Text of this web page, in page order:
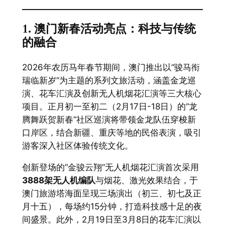
1. 澳门新春活动亮点：科技与传统
的融合
2026年农历马年春节期间，澳门推出以“骏马衔
瑞临新岁”为主题的系列文旅活动，涵盖金龙巡
演、花车汇演及创新无人机烟花汇演等三大核心
项目。正月初一至初二（2月17日-18日）的“龙
腾舞跃贺新春”社区巡演将带领金龙队伍穿梭新
口岸区，结合新疆、重庆等地的民俗表演，吸引
游客深入社区体验传统文化。
创新登场的“金骏云翔”无人机烟花汇演首次采用
3888架无人机编队与烟花、激光效果结合，于
澳门旅游塔海面呈现三场演出（初三、初七及正
月十五），每场约15分钟，打造科技感十足的夜
间盛景。此外，2月19日至3月8日的花车汇演以